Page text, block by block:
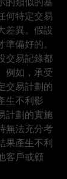
何特定交易
差異。假設
備好的。
交易記錄都
例如，承受
交易計劃的
生不利影
計劃的實施
無法充分考
果產生不利
客戶或顧